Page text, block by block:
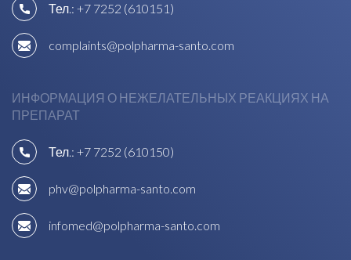
Тел.: +7 7252 (610151)
complaints@polpharma-santo.com
ИНФОРМАЦИЯ О НЕЖЕЛАТЕЛЬНЫХ РЕАКЦИЯХ НА
ПРЕПАРАТ
Тел.: +7 7252 (610150)
phv@polpharma-santo.com
infomed@polpharma-santo.com